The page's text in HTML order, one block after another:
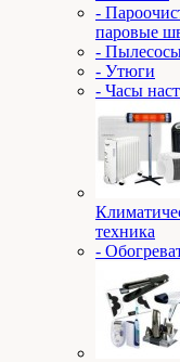
-
паровые
-
- Утюги
- Часы
техника
-